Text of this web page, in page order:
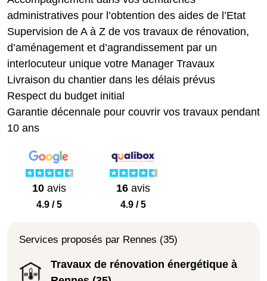
administratives pour l’obtention des aides de l’Etat
Supervision de A à Z de vos travaux de rénovation,
d’aménagement et d’agrandissement par un
interlocuteur unique votre Manager Travaux
Livraison du chantier dans les délais prévus
Respect du budget initial
Garantie décennale pour couvrir vos travaux pendant
10 ans
10 avis
4.9 / 5
16 avis
4.9 / 5
Services proposés par Rennes (35)
Travaux de rénovation énergétique à